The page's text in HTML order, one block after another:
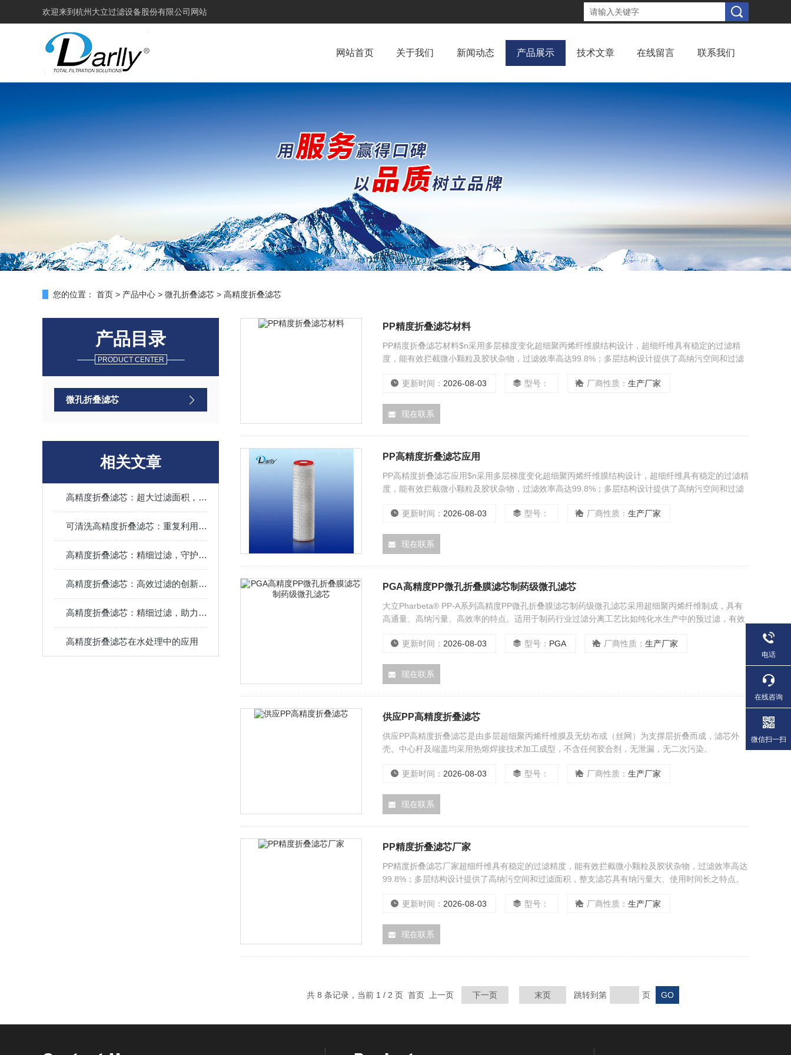
欢迎来到 杭州大立过滤设备股份有限公司网站
网站首页 关于我们 新闻动态 产品展示 技术文章 在线留言 联系我们
您的位置： 首页 > 产品中心 > 微孔折叠滤芯 > 高精度折叠滤芯
产品目录
PRODUCT CENTER
微孔折叠滤芯
相关文章
高精度折叠滤芯：超大过滤面积，兼顾净化精度与水处理效率
可清洗高精度折叠滤芯：重复利用更环保，适配低杂质流体过滤场景
高精度折叠滤芯：精细过滤，守护生物制药的纯净旅程
高精度折叠滤芯：高效过滤的创新解决方案
高精度折叠滤芯：精细过滤，助力环保与高效生产
高精度折叠滤芯在水处理中的应用
PP精度折叠滤芯材料
PP精度折叠滤芯材料$n采用多层梯度变化超细聚丙烯纤维膜结构设计，超细纤维具有稳定的过滤精
度，能有效拦截微小颗粒及胶状杂物，过滤效率高达99.8%；多层结构设计提供了高纳污空间和过滤
更新时间： 2026-08-03 型号： 厂商性质： 生产厂家
现在联系
PP高精度折叠滤芯应用
PP高精度折叠滤芯应用$n采用多层梯度变化超细聚丙烯纤维膜结构设计，超细纤维具有稳定的过滤精
度，能有效拦截微小颗粒及胶状杂物，过滤效率高达99.8%；多层结构设计提供了高纳污空间和过滤
更新时间： 2026-08-03 型号： 厂商性质： 生产厂家
现在联系
PGA高精度PP微孔折叠膜滤芯制药级微孔滤芯
大立Pharbeta® PP-A系列高精度PP微孔折叠膜滤芯制药级微孔滤芯采用超细聚丙烯纤维制成，具有
高通量、高纳污量、高效率的特点。适用于制药行业过滤分离工艺比如纯化水生产中的预过滤，有效
更新时间： 2026-08-03 型号： PGA 厂商性质： 生产厂家
现在联系
供应PP高精度折叠滤芯
供应PP高精度折叠滤芯是由多层超细聚丙烯纤维膜及无纺布或（丝网）为支撑层折叠而成，滤芯外
壳、中心杆及端盖均采用热熔焊接技术加工成型，不含任何胶合剂，无泄漏，无二次污染。
更新时间： 2026-08-03 型号： 厂商性质： 生产厂家
现在联系
PP精度折叠滤芯厂家
PP精度折叠滤芯厂家超细纤维具有稳定的过滤精度，能有效拦截微小颗粒及胶状杂物，过滤效率高达
99.8%；多层结构设计提供了高纳污空间和过滤面积，整支滤芯具有纳污量大、使用时间长之特点。
更新时间： 2026-08-03 型号： 厂商性质： 生产厂家
现在联系
共 8 条记录，当前 1 / 2 页 首页 上一页 下一页 末页 跳转到第 页
电话
在线咨询
微信扫一扫